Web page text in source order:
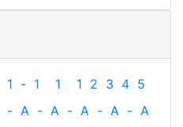
1 - 1 1 1 2 3 4 5
- A - A - A - A - A